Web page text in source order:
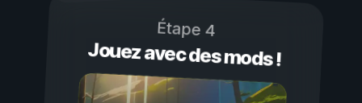
Étape 4
Jouez avec des mods !